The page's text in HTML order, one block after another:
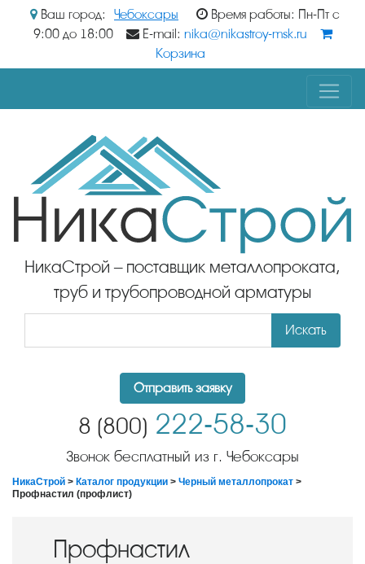
Ваш город: Чебоксары
Время работы: Пн-Пт с
9:00 до 18:00
E-mail: nika@nikastroy-msk.ru
Корзина
НикаСтрой – поставщик металлопроката,
труб и трубопроводной арматуры
Искать
Отправить заявку
8 (800) 222-58-30
Звонок бесплатный из г. Чебоксары
НикаСтрой > Каталог продукции > Черный металлопрокат >
Профнастил (профлист)
Профнастил